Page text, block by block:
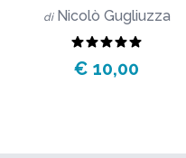
di Nicolò Gugliuzza
€ 10,00